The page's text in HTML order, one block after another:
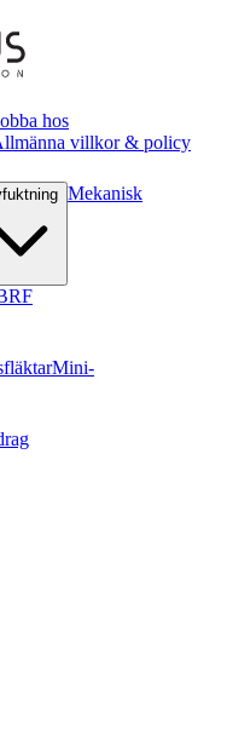
hos
villkor & policy
Mekanisk
Mini-